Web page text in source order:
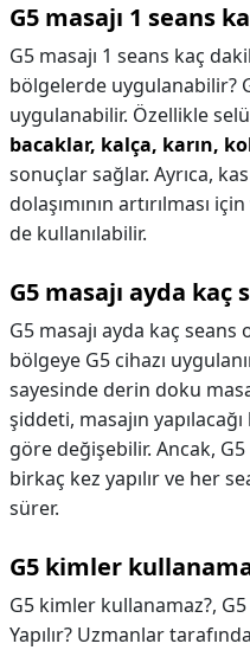
G5 masajı 1 seans
G5 masajı 1 seans kaç
bölgelerde uygulanabilir?
uygulanabilir. Özellikle
bacaklar, kalça, karın,
sonuçlar sağlar. Ayrıca,
dolaşımının artırılması
de kullanılabilir.
G5 masajı ayda kaç
G5 masajı ayda kaç seans
bölgeye G5 cihazı
sayesinde derin doku
şiddeti, masajın
göre değişebilir. Ancak,
birkaç kez yapılır ve her
sürer.
G5 kimler
G5 kimler kullanamaz?,
Yapılır? Uzmanlar